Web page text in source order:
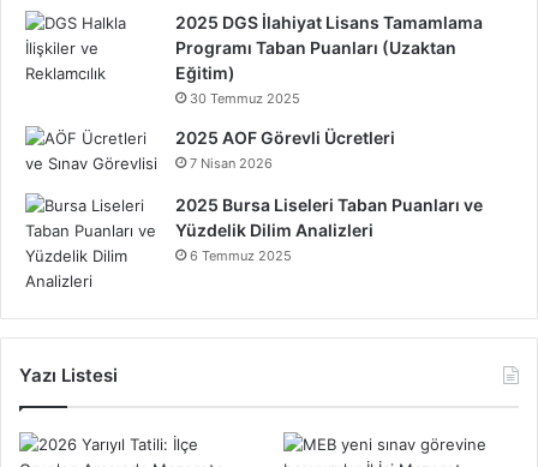
2025 DGS İlahiyat Lisans Tamamlama
Programı Taban Puanları (Uzaktan
Eğitim)
30 Temmuz 2025
2025 AOF Görevli Ücretleri
7 Nisan 2026
2025 Bursa Liseleri Taban Puanları ve
Yüzdelik Dilim Analizleri
6 Temmuz 2025
Yazı Listesi